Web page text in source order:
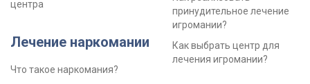
центра
Лечение наркомании
Что такое наркомания?
принудительное лечение
игромании?
Как выбрать центр для
лечения игромании?